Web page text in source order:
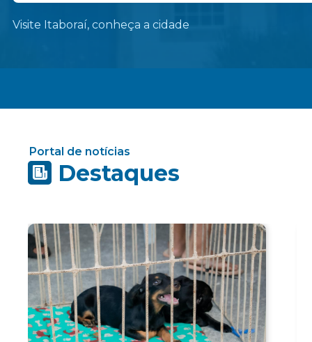
Visite Itaboraí, conheça a cidade
Portal de notícias
Destaques